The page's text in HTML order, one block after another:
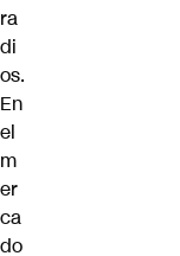
ra
di
os.
En
el
m
er
ca
do